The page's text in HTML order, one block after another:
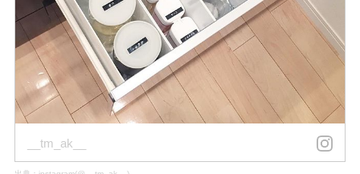
__tm_ak__